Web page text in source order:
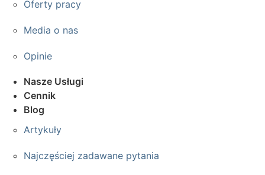
Oferty pracy
Media o nas
Opinie
Nasze Usługi
Cennik
Blog
Artykuły
Najczęściej zadawane pytania